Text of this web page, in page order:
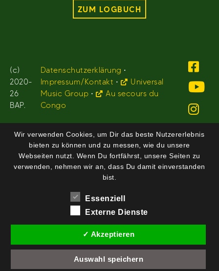
ZUM LOGBUCH
(c)
2020-
26
BAP.
Datenschutzerklärung •
Impressum/Kontakt •
Universal
Music Group •
Au secours du
Congo
Wir verwenden Cookies, um Dir das beste Nutzererlebnis
bieten zu können und zu messen, wie du unsere
Webseiten nutzt. Wenn Du fortfährst, unsere Seiten zu
verwenden, nehmen wir an, dass Du damit einverstanden
bist.
Essenziell
Externe Dienste
✓ Akzeptieren
Auswahl speichern